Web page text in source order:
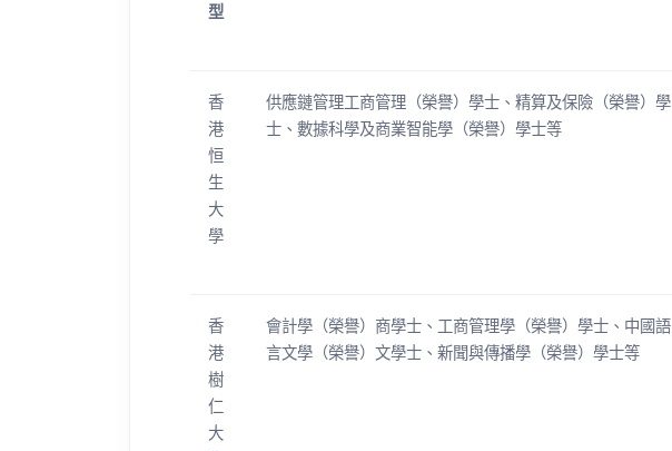
型
香
港
恒
生
大
學
供應鏈管理工商管理（榮譽）學士、精算及保險（榮譽）學
士、數據科學及商業智能學（榮譽）學士等
香
港
樹
仁
大
會計學（榮譽）商學士、工商管理學（榮譽）學士、中國語
言文學（榮譽）文學士、新聞與傳播學（榮譽）學士等